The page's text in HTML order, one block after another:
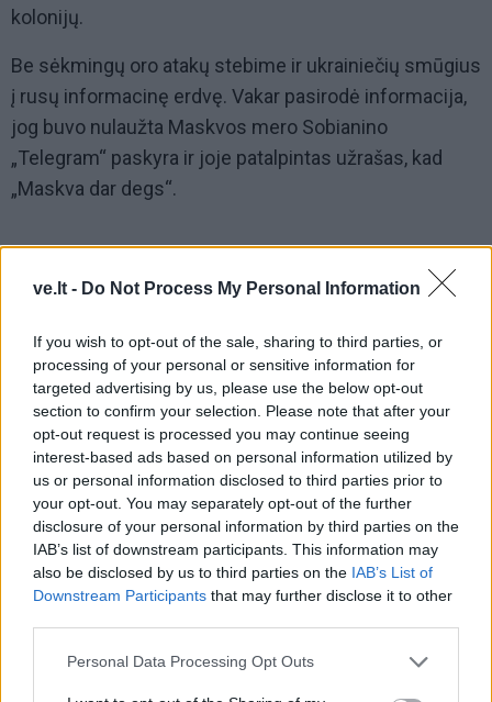
ve.lt - Do Not Process My Personal Information
If you wish to opt-out of the sale, sharing to third parties, or
processing of your personal or sensitive information for
targeted advertising by us, please use the below opt-out
section to confirm your selection. Please note that after your
opt-out request is processed you may continue seeing
interest-based ads based on personal information utilized by
us or personal information disclosed to third parties prior to
your opt-out. You may separately opt-out of the further
disclosure of your personal information by third parties on the
IAB’s list of downstream participants. This information may
also be disclosed by us to third parties on the IAB’s List of
Downstream Participants that may further disclose it to other
Personal Data Processing Opt Outs
kolonijų.
Be sėkmingų oro atakų stebime ir ukrainiečių smūgius
į rusų informacinę erdvę. Vakar pasirodė informacija,
jog buvo nulaužta Maskvos mero Sobianino
„Telegram“ paskyra ir joje patalpintas užrašas, kad
„Maskva dar degs“.
Taip pat buvo nurodytos sąskaitos aukoti Ukrainos
ginkluotosioms pajėgoms.
pati patiria panašias atakas.